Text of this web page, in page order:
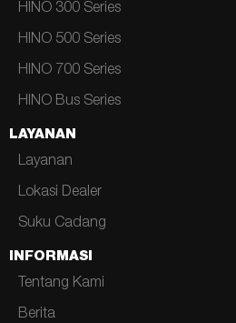
HINO 300 Series
HINO 500 Series
HINO 700 Series
HINO Bus Series
LAYANAN
Layanan
Lokasi Dealer
Suku Cadang
INFORMASI
Tentang Kami
Berita